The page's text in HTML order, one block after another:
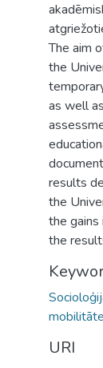
The aim
the
as well
results
the
the gains
the
mobilitāte
URI